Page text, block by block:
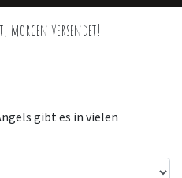
morgen versendet!
gibt es in vielen